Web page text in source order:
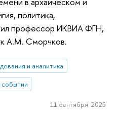
политика,
профессор ИКВИА ФГН,
А.М. Сморчков.
и аналитика
11 сентября 2025